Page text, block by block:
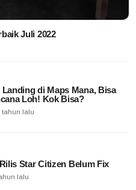
Juli 2022
di Maps Mana, Bisa
Loh! Kok Bisa?
tahun lalu
Star Citizen Belum Fix
lalu